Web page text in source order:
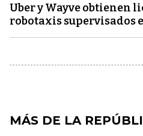
Uber y Wayve obtienen
robotaxis supervisados
MÁS DE LA